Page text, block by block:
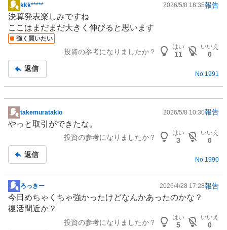
掲
示
板
記
kkk***** 2026/5/8 18:35報告
決算発表楽しみですね
ここはまだまだ大きく伸びると思います
強く買いたい
投資の参考になりましたか？
はい
11
いいえ
0
返信
No. 1991
掲
示
事
takemuratakio 2026/5/8 10:30報告
やっと取引ができたな。
投資の参考になりましたか？
はい
3
いいえ
0
返信
No.1990
掲
示
板
ろっきー 2026/4/28 17:28報告
今日めちゃくちゃ強かったけどなんかあったのかな？
復活間近か？
投資の参考になりましたか？
はい
5
いいえ
0